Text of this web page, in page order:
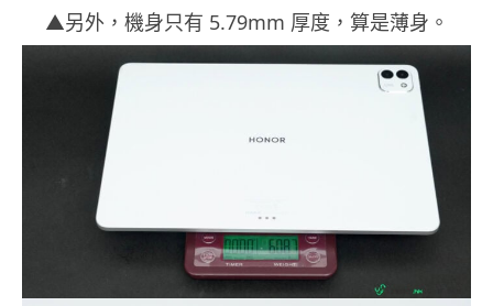
▲另外，機身只有 5.79mm 厚度，算是薄身。